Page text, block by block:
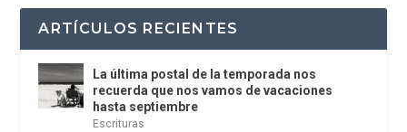
ARTÍCULOS RECIENTES
La última postal de la temporada nos
recuerda que nos vamos de vacaciones
hasta septiembre
Escrituras